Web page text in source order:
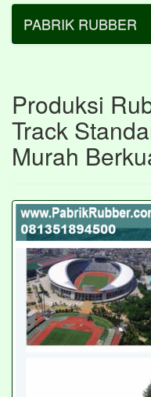
PABRIK RUBBER
Produksi
Track
Murah